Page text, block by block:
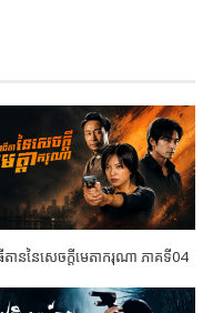
ាននៃសេចក្តីមេតាករុណា ភាគទី04